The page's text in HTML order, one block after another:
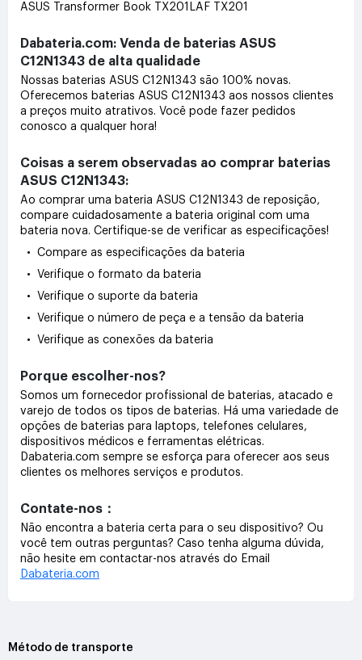
ASUS Transformer Book TX201LAF TX201
Dabateria.com: Venda de baterias ASUS
C12N1343 de alta qualidade
Nossas baterias ASUS C12N1343 são 100% novas.
Oferecemos baterias ASUS C12N1343 aos nossos clientes
a preços muito atrativos. Você pode fazer pedidos
conosco a qualquer hora!
Coisas a serem observadas ao comprar baterias
ASUS C12N1343:
Ao comprar uma bateria ASUS C12N1343 de reposição,
compare cuidadosamente a bateria original com uma
bateria nova. Certifique-se de verificar as especificações!
• Compare as especificações da bateria
• Verifique o formato da bateria
• Verifique o suporte da bateria
• Verifique o número de peça e a tensão da bateria
• Verifique as conexões da bateria
Porque escolher-nos?
Somos um fornecedor profissional de baterias, atacado e
varejo de todos os tipos de baterias. Há uma variedade de
opções de baterias para laptops, telefones celulares,
dispositivos médicos e ferramentas elétricas.
Dabateria.com sempre se esforça para oferecer aos seus
clientes os melhores serviços e produtos.
Contate-nos：
Não encontra a bateria certa para o seu dispositivo? Ou
você tem outras perguntas? Caso tenha alguma dúvida,
não hesite em contactar-nos através do Email
Dabateria.com
Método de transporte